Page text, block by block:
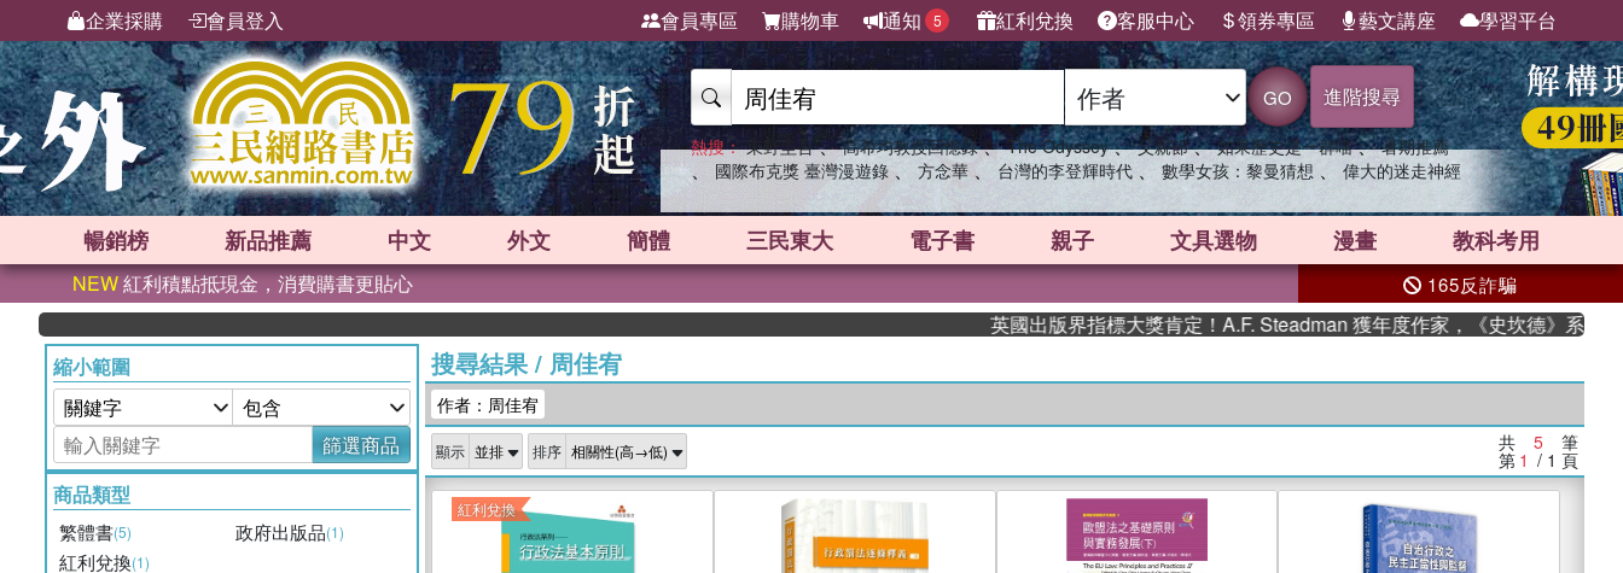
企業採購 會員登入 會員專區 購物車 通知 5 紅利兌換 客服中心 領券專區 藝文講座 學習平台
GO 進階搜尋
熱搜： 東野圭吾 、 高希均教授回憶錄 、 The Odyssey 、 父親節 、 如果歷史是一群喵 、 暑期推薦
、 國際布克獎 臺灣漫遊錄 、 方念華 、 台灣的李登輝時代 、 數學女孩：黎曼猜想 、 偉大的迷走神經
暢銷榜 新品推薦 中文 外文 簡體 三民東大 電子書 親子 文具選物 漫畫 教科考用
NEW紅利積點抵現金，消費購書更貼心 165反詐騙
英國出版界指標大獎肯定！A.F. Steadman 獲年度作家，《史坎德》系列帶你
縮小範圍
篩選商品
商品類型
繁體書(5) 政府出版品(1)
紅利兌換(1)
搜尋結果/ 周佳宥
作者：周佳宥
顯示 排序 共 5 筆
第 1 / 1 頁
紅利兌換